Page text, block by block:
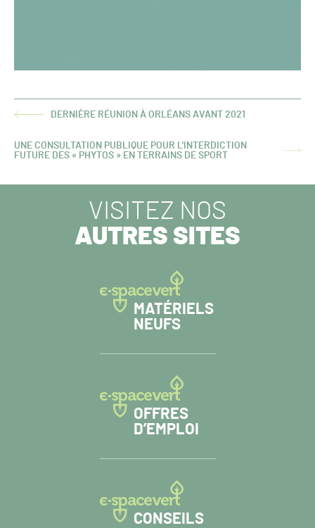
ARTICLEDERNIÈRE RÉUNION À ORLÉANS AVANT 2021
ARTICLE
UNE CONSULTATION PUBLIQUE POUR L'INTERDICTION
FUTURE DES « PHYTOS » EN TERRAINS DE SPORT
VISITEZ NOS
AUTRES SITES
MATÉRIELS
NEUFS
OFFRES
D’EMPLOI
CONSEILS